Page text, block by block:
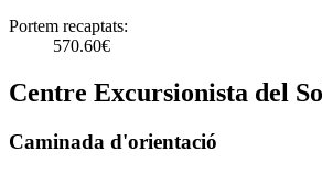
Portem recaptats:
570.60€
Centre Excursionista del
Caminada d'orientació